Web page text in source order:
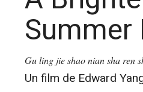
Summer
Gu ling jie shao nian sha ren
Un film de Edward